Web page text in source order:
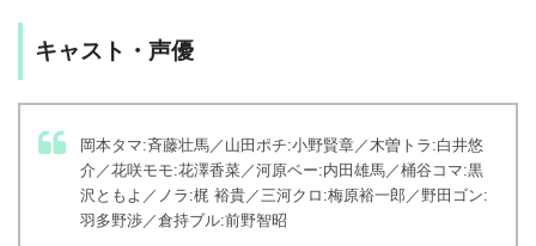
キャスト・声優
岡本タマ:斉藤壮馬／山田ポチ:小野賢章／木曽トラ:白井悠
介／花咲モモ:花澤香菜／河原ベー:内田雄馬／桶谷コマ:黒
沢ともよ／ノラ:梶 裕貴／三河クロ:梅原裕一郎／野田ゴン:
羽多野渉／倉持ブル:前野智昭